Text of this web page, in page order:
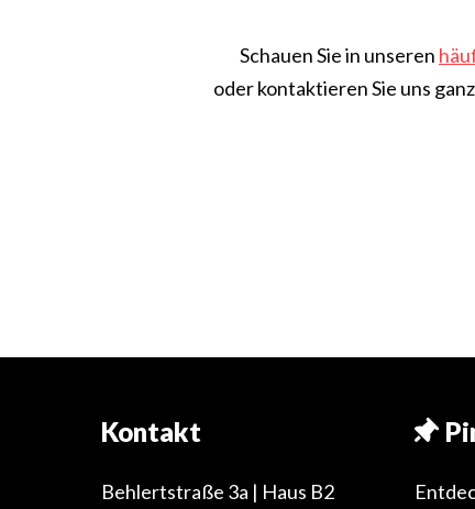
Schauen Sie in unseren
oder kontaktieren Sie uns
Kontakt
Behlertstraße 3a | Haus B2